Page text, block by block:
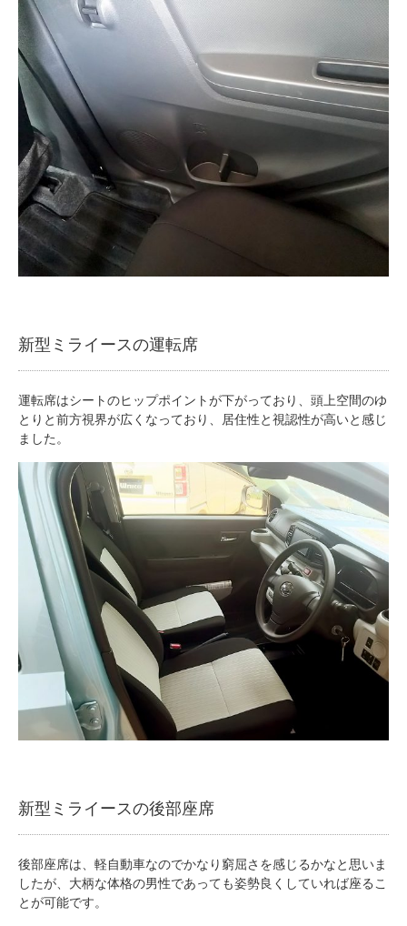
新型ミライースの運転席
運転席はシートのヒップポイントが下がっており、頭上空間のゆ
とりと前方視界が広くなっており、居住性と視認性が高いと感じ
ました。
新型ミライースの後部座席
後部座席は、軽自動車なのでかなり窮屈さを感じるかなと思いま
したが、大柄な体格の男性であっても姿勢良くしていれば座るこ
とが可能です。